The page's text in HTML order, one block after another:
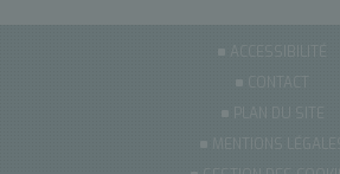
ACCESSIBILITÉ
CONTACT
PLAN DU SITE
MENTIONS LÉGALES